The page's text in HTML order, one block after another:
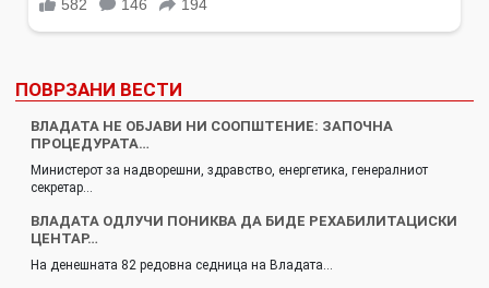
ПОВРЗАНИ ВЕСТИ
ВЛАДАТА НЕ ОБЈАВИ НИ СООПШТЕНИЕ: ЗАПОЧНА
ПРОЦЕДУРАТА…
Министерот за надворешни, здравство, енергетика, генералниот
секретар…
ВЛАДАТА ОДЛУЧИ ПОНИКВА ДА БИДЕ РЕХАБИЛИТАЦИСКИ
ЦЕНТАР…
На денешната 82 редовна седница на Владата…